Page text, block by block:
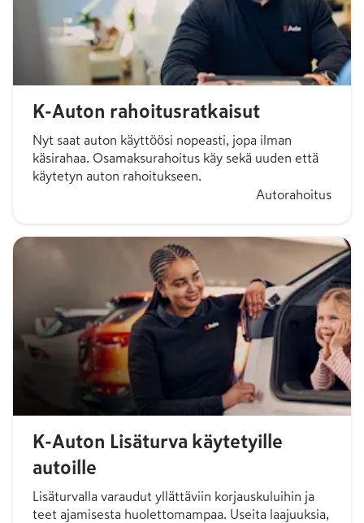
K-Auton rahoitusratkaisut
Nyt saat auton käyttöösi nopeasti, jopa ilman
käsirahaa. Osamaksurahoitus käy sekä uuden että
käytetyn auton rahoitukseen.
Autorahoitus
K-Auton Lisäturva käytetyille
autoille
Lisäturvalla varaudut yllättäviin korjauskuluihin ja
teet ajamisesta huolettomampaa. Useita laajuuksia,